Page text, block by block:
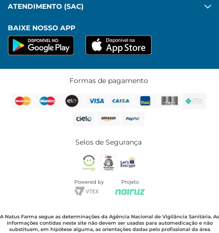
ATENDIMENTO (SAC)
BAIXE NOSSO APP
Formas de pagamento
Selos de Segurança
Powered by Projeto
A Natus Farma segue as determinações da Agência Nacional de Vigilância Sanitária. As
informações contidas neste site não devem ser usadas para automedicação e não
substituem, em hipótese alguma, as orientações dadas pelo profissional da área